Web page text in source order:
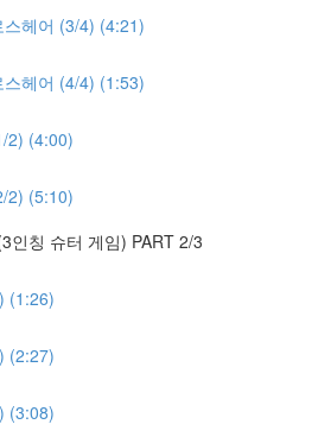
헤어 (3/4) (4:21)
헤어 (4/4) (1:53)
2) (4:00)
2) (5:10)
인칭 슈터 게임) PART 2/3
(1:26)
(2:27)
(3:08)